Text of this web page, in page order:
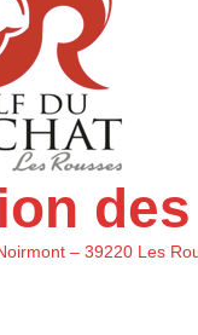
– 39220 Les